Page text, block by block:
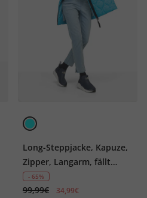
Long-Steppjacke, Kapuze,
Zipper, Langarm, fällt
kleiner aus
- 65%
99,99€ 34,99€